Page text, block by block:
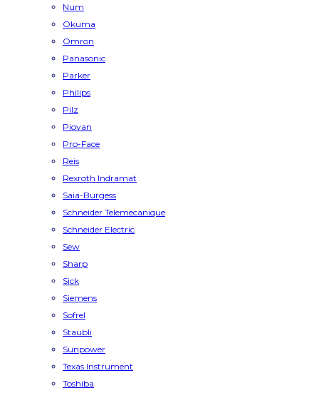
Num
Okuma
Omron
Panasonic
Parker
Philips
Pilz
Piovan
Pro-Face
Reis
Rexroth Indramat
Saia-Burgess
Schneider Telemecanique
Schneider Electric
Sew
Sharp
Sick
Siemens
Sofrel
Staubli
Sunpower
Texas Instrument
Toshiba